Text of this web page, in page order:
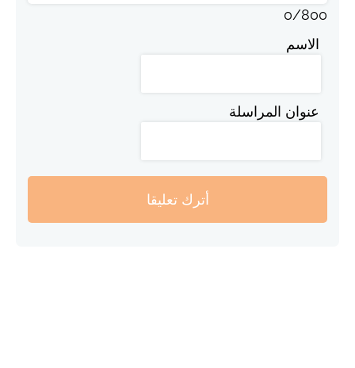
0/800
الاسم
عنوان المراسلة
أترك تعليقا